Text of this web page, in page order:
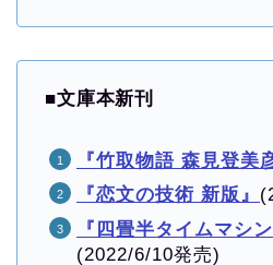
■文庫本新刊
『竹取物語 森見登美
『恋文の技術 新版』
『四畳半タイムマシ
(2022/6/10発売)